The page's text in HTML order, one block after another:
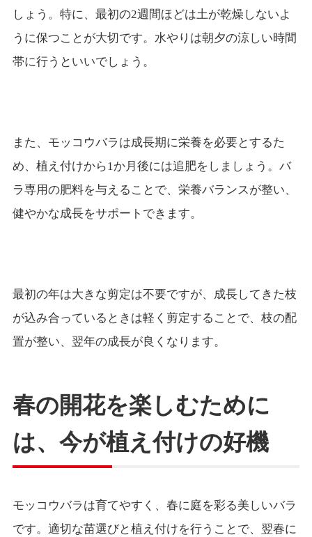
しょう。特に、最初の2週間ほどは土が乾燥しないよ
うに保つことが大切です。水やりは朝夕の涼しい時間
帯に行うといいでしょう。
また、モッコウバラは成長期に栄養を必要とするた
め、植え付けから1か月後には追肥をしましょう。バ
ラ専用の肥料を与えることで、栄養バランスが整い、
健やかな成長をサポートできます。
最初の年は大きな剪定は不要ですが、成長してきた枝
が込み合っているときは軽く剪定することで、枝の配
置が整い、翌年の成長が良くなります。
春の開花を楽しむために
は、今が植え付けの好機
モッコウバラは育てやすく、春に庭を彩る美しいバラ
です。適切な苗選びと植え付けを行うことで、翌春に